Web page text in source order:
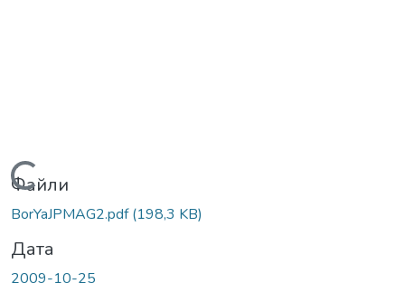
Вантажиться...
Файли
BorYaJPMAG2.pdf(198,3 KB)
Дата
2009-10-25